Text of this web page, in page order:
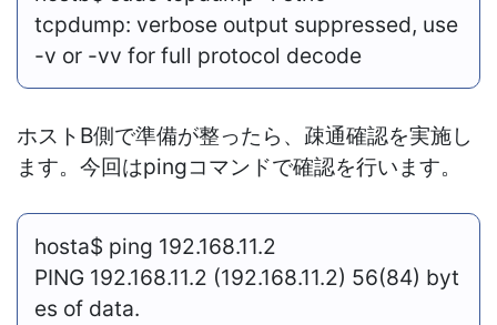
tcpdump: verbose output suppressed, use
-v or -vv for full protocol decode
ホストB側で準備が整ったら、疎通確認を実施し
ます。今回はpingコマンドで確認を行います。
hosta$ ping 192.168.11.2
PING 192.168.11.2 (192.168.11.2) 56(84) byt
es of data.